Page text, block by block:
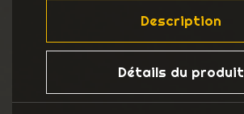
Description
Détails du produit